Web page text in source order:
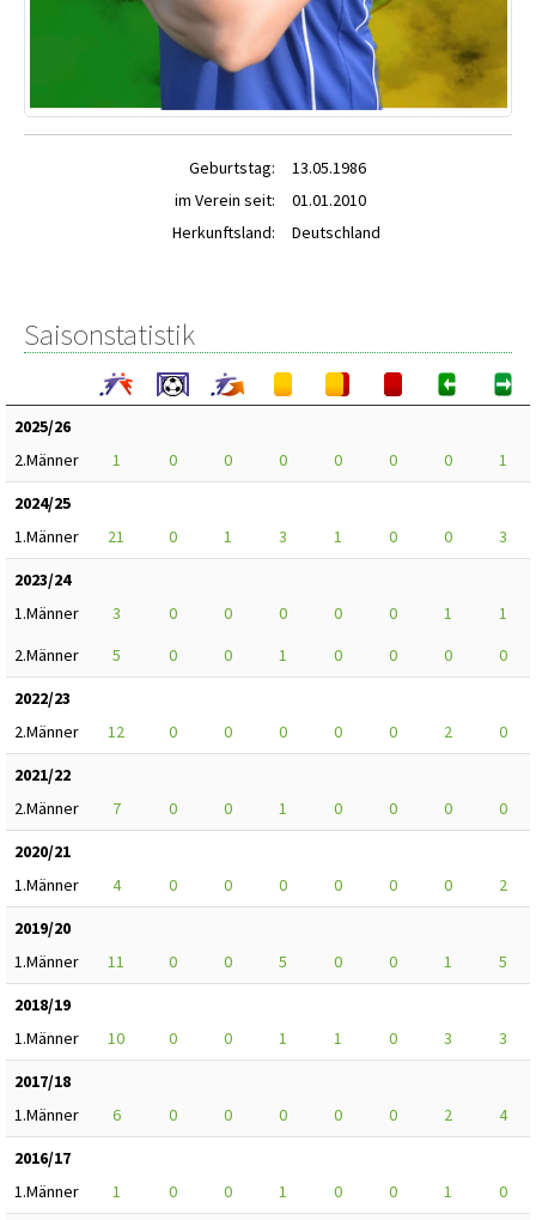
Geburtstag:
13.05.1986
im Verein seit:
01.01.2010
Herkunftsland:
Deutschland
Saisonstatistik
2025/26
2.Männer
1 0 0 0 0 0 0
1
2024/25
1.Männer
21 0 1 3 1 0 0
3
2023/24
1.Männer
3 0 0 0 0 0 1
1
2.Männer
5 0 0 1 0 0 0
0
2022/23
2.Männer
12 0 0 0 0 0 2
0
2021/22
2.Männer
7 0 0 1 0 0 0
0
2020/21
1.Männer
4 0 0 0 0 0 0
2
2019/20
1.Männer
11 0 0 5 0 0 1
5
2018/19
1.Männer
10 0 0 1 1 0 3
3
2017/18
1.Männer
6 0 0 0 0 0 2
4
2016/17
1.Männer
1 0 0 1 0 0 1
0